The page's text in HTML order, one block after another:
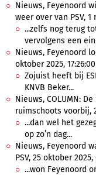
Nieuws, Feyenoord
weer over van PSV, 1
...zelfs nog terug
vervolgens een
Nieuws, Feyenoord
oktober 2025, 17:26:00
Zojuist heeft bij
KNVB Beker...
Nieuws, COLUMN:
ruimschoots voorbij,
...dan wel het
op zo’n dag...
Nieuws, Feyenoord
PSV, 25 oktober 2025,
...won Feyenoord